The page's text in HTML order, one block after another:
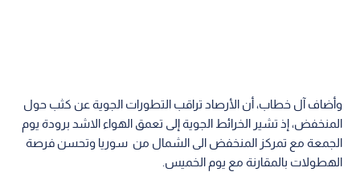
وأضاف آل خطاب، أن الأرصاد تراقب التطورات الجوية عن كثب حول
المنخفض، إذ تشير الخرائط الجوية إلى تعمق الهواء الاشد برودة يوم
الجمعة مع تمركز المنخفض الى الشمال من سوريا وتحسن فرصة
الهطولات بالمقارنة مع يوم الخميس.